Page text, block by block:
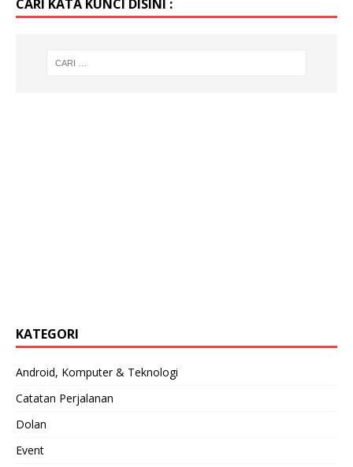
CARI KATA KUNCI DISINI :
KATEGORI
Android, Komputer & Teknologi
Catatan Perjalanan
Dolan
Event